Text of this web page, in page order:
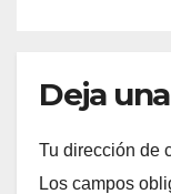
Deja
Tu dirección de
Los campos